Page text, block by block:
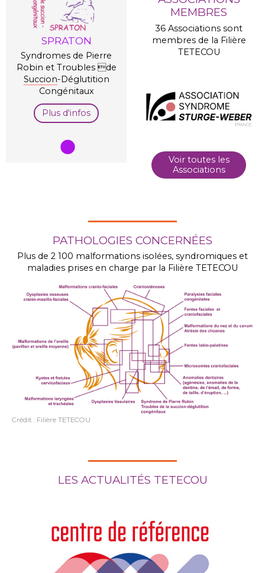
SPRATON
Syndromes de Pierre
Robin et Troubles de
Succion-Déglutition
Congénitaux
Plus d'infos
MEMBRES
36 Associations sont
membres de la Filière
TETECOU
Voir toutes les
Associations
PATHOLOGIES CONCERNÉES
Plus de 2 100 malformations isolées, syndromiques et
maladies prises en charge par la Filière TETECOU
Crédit : Filière TETECOU
LES ACTUALITÉS TETECOU